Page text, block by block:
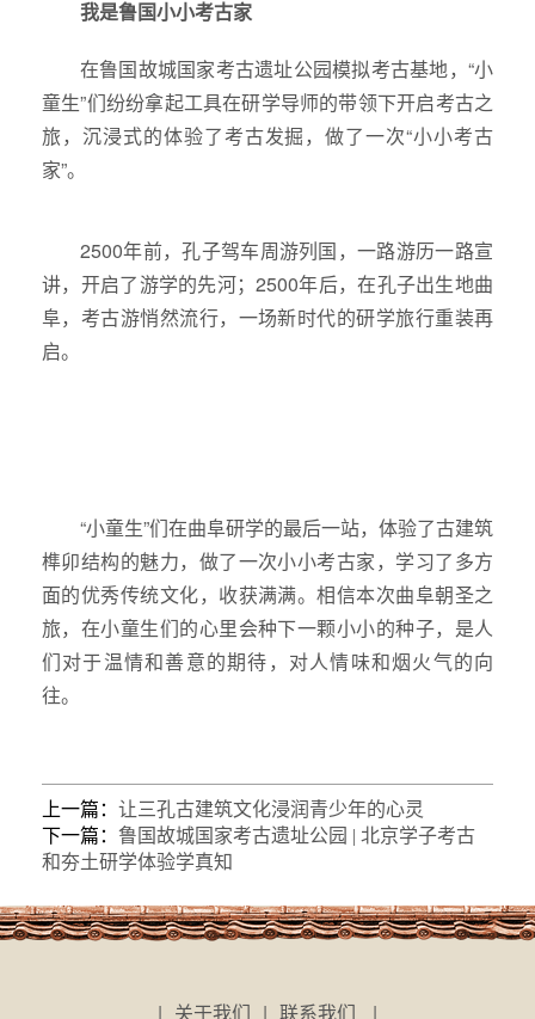
我是鲁国小小考古家
在鲁国故城国家考古遗址公园模拟考古基地，“小
童生”们纷纷拿起工具在研学导师的带领下开启考古之
旅，沉浸式的体验了考古发掘，做了一次“小小考古
家”。
2500年前，孔子驾车周游列国，一路游历一路宣
讲，开启了游学的先河；2500年后，在孔子出生地曲
阜，考古游悄然流行，一场新时代的研学旅行重装再
启。
“小童生”们在曲阜研学的最后一站，体验了古建筑
榫卯结构的魅力，做了一次小小考古家，学习了多方
面的优秀传统文化，收获满满。相信本次曲阜朝圣之
旅，在小童生们的心里会种下一颗小小的种子，是人
们对于温情和善意的期待，对人情味和烟火气的向
往。
上一篇： 让三孔古建筑文化浸润青少年的心灵
下一篇： 鲁国故城国家考古遗址公园 | 北京学子考古
和夯土研学体验学真知
| 关于我们 | 联系我们 |